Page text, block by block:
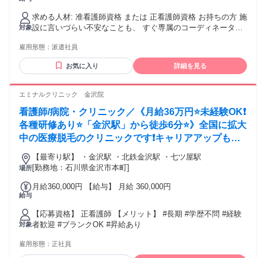
異なります。 ◇【即払い】【週払い】【月払い】から選べま
す ◇交通費支給
対象
求める人材: 准看護師資格 または 正看護師資格 お持ちの方 施
設に言いづらい不安なことも、 すぐ専属のコーディネーター
■30代・40代・50代のミドル・中高年世代の男女活躍中！
雇用形態： 派遣社員
お気に入り 詳細を見る
エミナルクリニック 金沢院
看護師/病院・クリニック／《月給36万円⭐未経験OK❗️
各種研修あり⭐「金沢駅」から徒歩6分⭐》全国に拡大
中の医療脱毛のクリニックです❗️キャリアアップも目
指せます⭐彡
場所
【最寄り駅】 ・金沢駅 ・北鉄金沢駅 ・七ツ屋駅
[勤務地：石川県金沢市本町]
給与
月給360,000円 【給与】 月給 360,000円
対象
【応募資格】 正看護師 【メリット】 #長期 #学歴不問 #経験
者歓迎 #ブランクOK #昇給あり
雇用形態： 正社員